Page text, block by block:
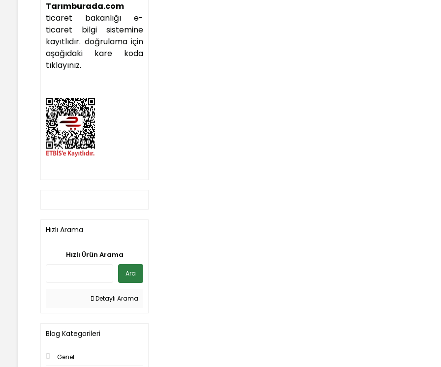
Tarımburada.com
ticaret bakanlığı e-
ticaret bilgi sistemine
kayıtlıdır. doğrulama için
aşağıdaki kare koda
tıklayınız.
Hızlı Arama
Hızlı Ürün Arama
Ara
Detaylı Arama
Blog Kategorileri
Genel